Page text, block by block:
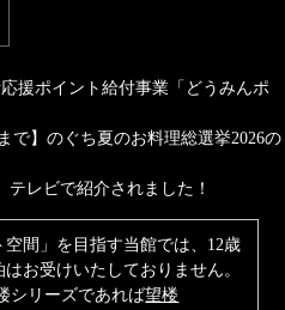
援ポイント給付事業「どうみんポ
で】のぐち夏のお料理総選挙2026の
テレビで紹介されました！
空間」を目指す当館では、12歳
お受けいたしておりません。
シリーズであれば望楼